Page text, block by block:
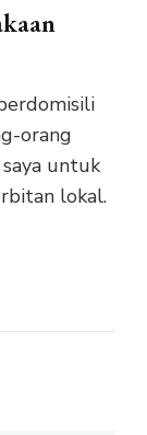
orang
untuk
lokal.